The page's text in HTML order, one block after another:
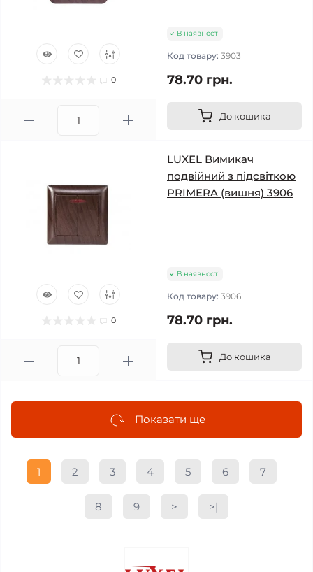
0
В наявності
Код товару: 3903
78.70 грн.
До кошика
0
LUXEL Вимикач
подвійний з підсвіткою
PRIMERA (вишня) 3906
В наявності
Код товару: 3906
78.70 грн.
До кошика
Показати ще
1 2 3 4 5 6 7
8 9 > >|